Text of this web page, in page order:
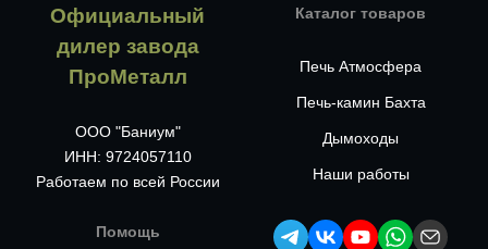
Официальный
дилер завода
ПроМеталл
ООО "Баниум"
ИНН: 9724057110
Работаем по всей России
Каталог товаров
Печь Атмосфера
Печь-камин Бахта
Дымоходы
Наши работы
Помощь